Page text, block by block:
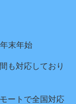
末年始
も対応しており
ートで全国対応